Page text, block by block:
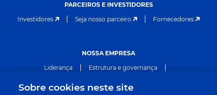
PARCEIROS E INVESTIDORES
Investidores
Seja nosso parceiro Fornecedores
NOSSA EMPRESA
Liderança
Estrutura e governança
Políticas e práticas
Como parte de nossa comunidade, nós e nossos